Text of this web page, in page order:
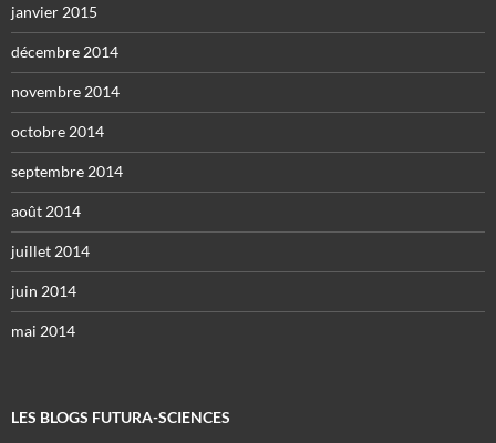
janvier 2015
décembre 2014
novembre 2014
octobre 2014
septembre 2014
août 2014
juillet 2014
juin 2014
mai 2014
LES BLOGS FUTURA-SCIENCES